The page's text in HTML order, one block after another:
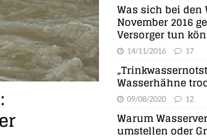
Was sich bei den
November 2016
Versorger tun
14/11/2016 17
Wasserhähne
09/08/2020 12
Warum
umstellen oder